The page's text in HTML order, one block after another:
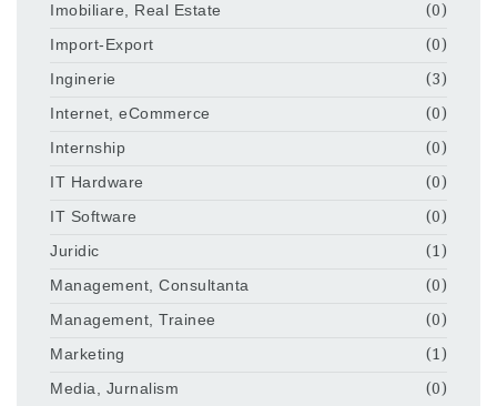
Imobiliare, Real Estate
(0)
Import-Export
(0)
Inginerie
(3)
Internet, eCommerce
(0)
Internship
(0)
IT Hardware
(0)
IT Software
(0)
Juridic
(1)
Management, Consultanta
(0)
Management, Trainee
(0)
Marketing
(1)
Media, Jurnalism
(0)